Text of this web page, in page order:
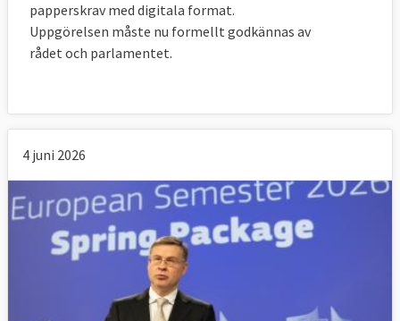
papperskrav med digitala format.
Uppgörelsen måste nu formellt godkännas av
rådet och parlamentet.
4 juni 2026